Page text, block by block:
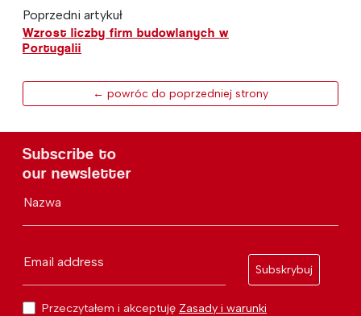
Poprzedni artykuł
Wzrost liczby firm budowlanych w
Portugalii
← powróc do poprzedniej strony
Subscribe to
our newsletter
Nazwa
Email address
Subskrybuj
Przeczytałem i akceptuję Zasady i warunki